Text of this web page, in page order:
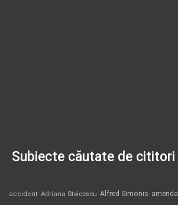
Subiecte căutate de cititori
accident Adriana Stoicescu Alfred Simonis amenda